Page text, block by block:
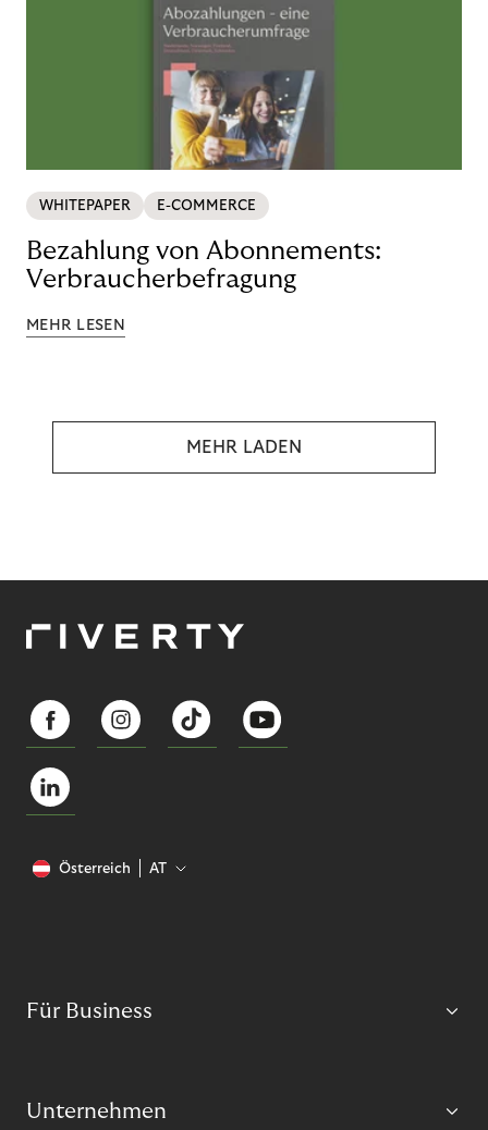
WHITEPAPER E-COMMERCE
Bezahlung von Abonnements:
Verbraucherbefragung
MEHR LESEN
MEHR LADEN
Österreich AT
Für Business
Unternehmen